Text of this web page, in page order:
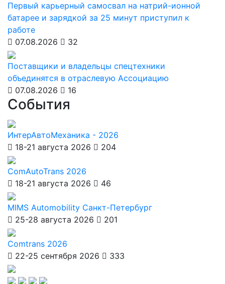
Первый карьерный самосвал на натрий-ионной
батарее и зарядкой за 25 минут приступил к
работе
07.08.2026
32
Поставщики и владельцы спецтехники
объединятся в отраслевую Ассоциацию
07.08.2026
16
События
ИнтерАвтоМеханика - 2026
18-21 августа 2026
204
ComAutoTrans 2026
18-21 августа 2026
46
MIMS Automobility Санкт-Петербург
25-28 августа 2026
201
Comtrans 2026
22-25 сентября 2026
333